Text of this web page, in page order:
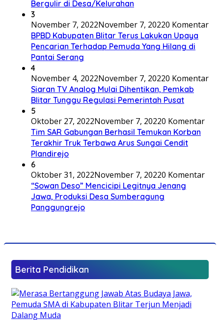
Bergulir di Desa/Kelurahan
3
November 7, 2022November 7, 20220 Komentar
BPBD Kabupaten Blitar Terus Lakukan Upaya
Pencarian Terhadap Pemuda Yang Hilang di
Pantai Serang
4
November 4, 2022November 7, 20220 Komentar
Siaran TV Analog Mulai Dihentikan, Pemkab
Blitar Tunggu Regulasi Pemerintah Pusat
5
Oktober 27, 2022November 7, 20220 Komentar
Tim SAR Gabungan Berhasil Temukan Korban
Terakhir Truk Terbawa Arus Sungai Cendit
Plandirejo
6
Oktober 31, 2022November 7, 20220 Komentar
“Sowan Deso” Mencicipi Legitnya Jenang
Jawa, Produksi Desa Sumberagung
Panggungrejo
Berita Pendidikan